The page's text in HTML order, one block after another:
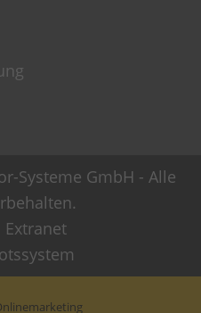
Systeme GmbH - Alle
Extranet